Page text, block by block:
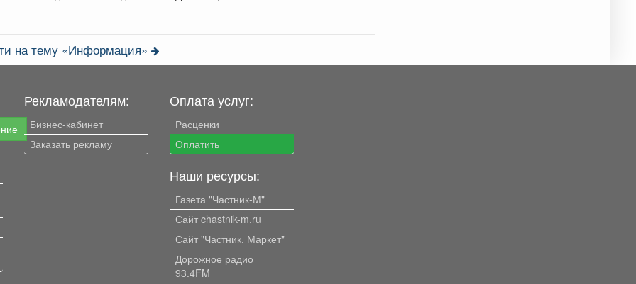
на тему «Информация»
Рекламодателям:
Бизнес-кабинет
Заказать рекламу
Оплата услуг:
Расценки
Оплатить
Наши ресурсы:
Газета "Частник-М"
Сайт chastnik-m.ru
Сайт "Частник. Маркет"
Дорожное радио
93.4FM